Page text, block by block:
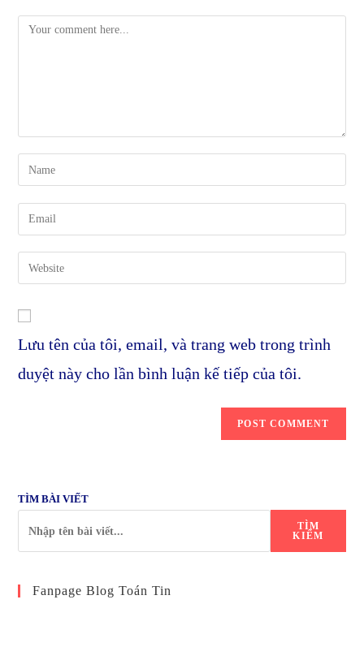
Comment
your
name
comment
Enter
your
email
address
comment
your
URL
(optional)
Lưu tên của tôi, email, và trang web trong trình
duyệt này cho lần bình luận kế tiếp của tôi.
TÌM BÀI VIẾT
TÌM
KIẾM
Fanpage Blog Toán Tin